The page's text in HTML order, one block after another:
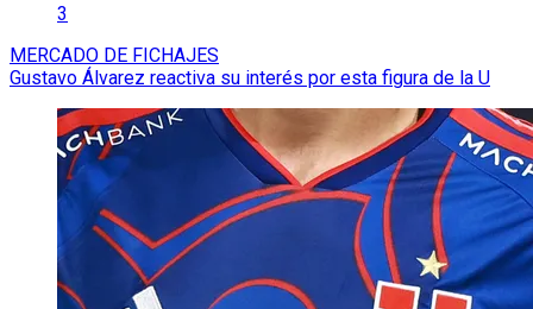
3
MERCADO DE FICHAJES
Gustavo Álvarez reactiva su interés por esta figura de la U